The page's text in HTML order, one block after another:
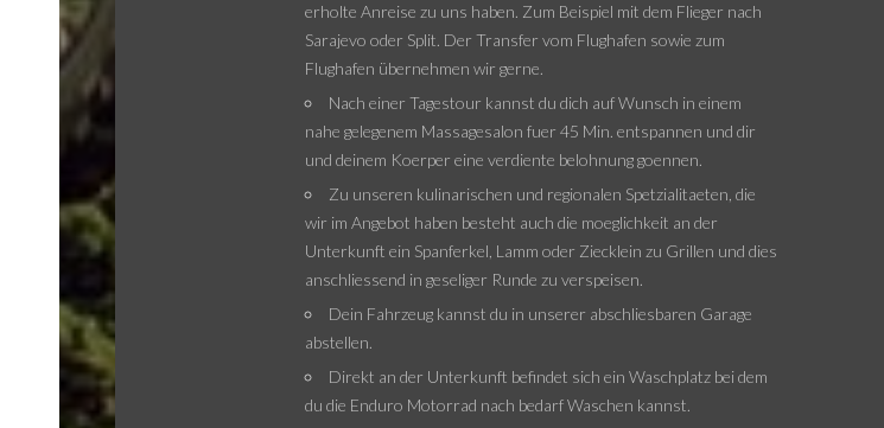
erholte Anreise zu uns haben. Zum Beispiel mit dem Flieger nach
Sarajevo oder Split. Der Transfer vom Flughafen sowie zum
Flughafen übernehmen wir gerne.
Nach einer Tagestour kannst du dich auf Wunsch in einem
nahe gelegenem Massagesalon fuer 45 Min. entspannen und dir
und deinem Koerper eine verdiente belohnung goennen.
Zu unseren kulinarischen und regionalen Spetzialitaeten, die
wir im Angebot haben besteht auch die moeglichkeit an der
Unterkunft ein Spanferkel, Lamm oder Ziecklein zu Grillen und dies
anschliessend in geseliger Runde zu verspeisen.
Dein Fahrzeug kannst du in unserer abschliesbaren Garage
abstellen.
Direkt an der Unterkunft befindet sich ein Waschplatz bei dem
du die Enduro Motorrad nach bedarf Waschen kannst.